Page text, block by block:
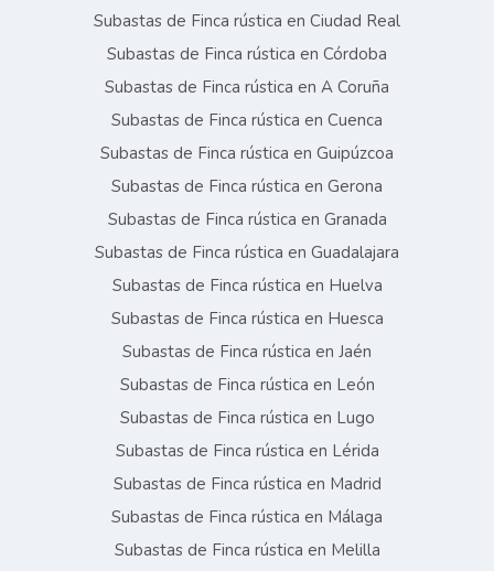
Subastas de Finca rústica en Ciudad Real
Subastas de Finca rústica en Córdoba
Subastas de Finca rústica en A Coruña
Subastas de Finca rústica en Cuenca
Subastas de Finca rústica en Guipúzcoa
Subastas de Finca rústica en Gerona
Subastas de Finca rústica en Granada
Subastas de Finca rústica en Guadalajara
Subastas de Finca rústica en Huelva
Subastas de Finca rústica en Huesca
Subastas de Finca rústica en Jaén
Subastas de Finca rústica en León
Subastas de Finca rústica en Lugo
Subastas de Finca rústica en Lérida
Subastas de Finca rústica en Madrid
Subastas de Finca rústica en Málaga
Subastas de Finca rústica en Melilla